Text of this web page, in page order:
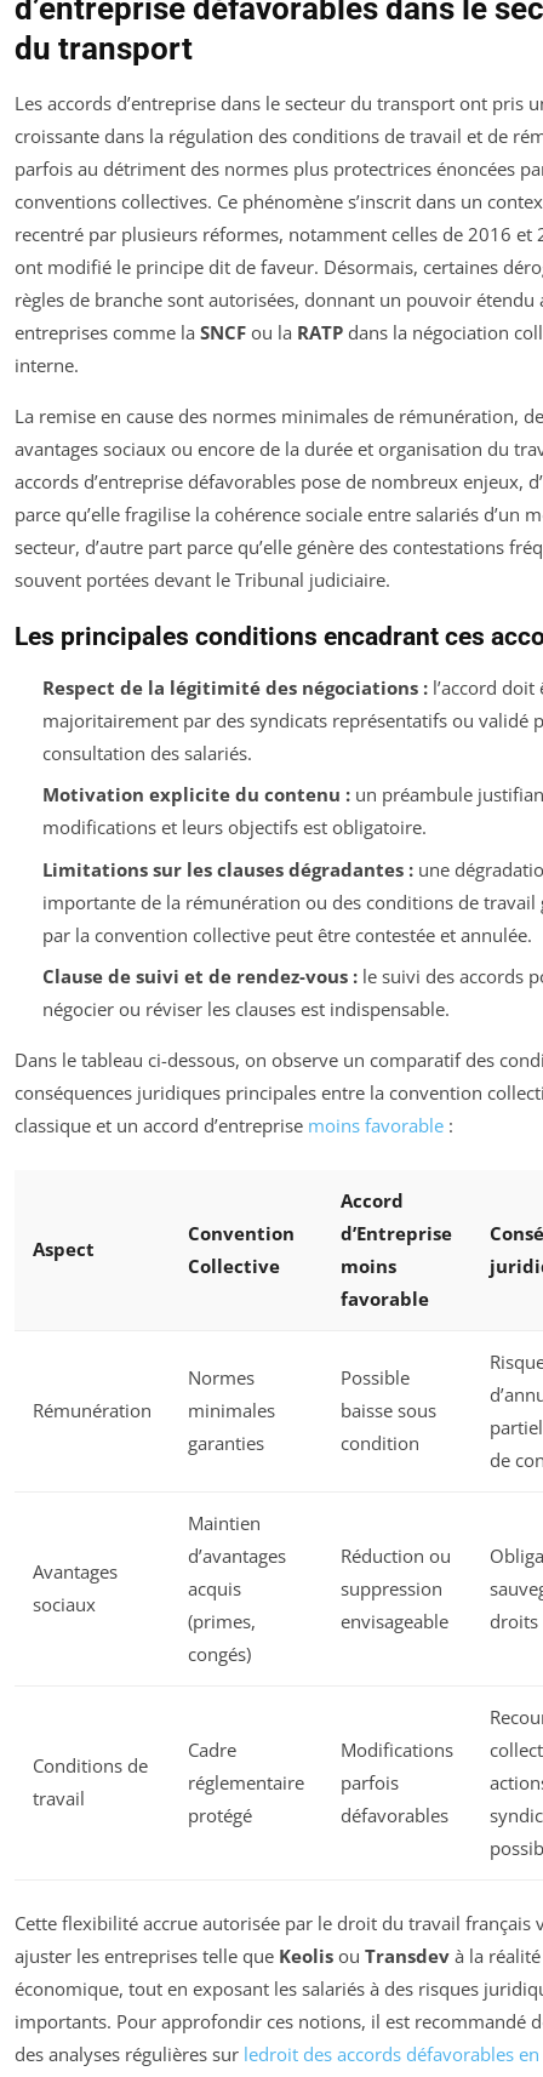
d’entreprise défavorables dans le
du transport
Les accords d’entreprise dans le secteur du transport ont pris
croissante dans la régulation des conditions de travail et de
parfois au détriment des normes plus protectrices énoncées
conventions collectives. Ce phénomène s’inscrit dans un
recentré par plusieurs réformes, notamment celles de 2016 et
ont modifié le principe dit de faveur. Désormais, certaines
règles de branche sont autorisées, donnant un pouvoir étendu
entreprises comme la SNCF ou la RATP dans la négociation
interne.
La remise en cause des normes minimales de rémunération,
avantages sociaux ou encore de la durée et organisation du
accords d’entreprise défavorables pose de nombreux enjeux,
parce qu’elle fragilise la cohérence sociale entre salariés d’un
secteur, d’autre part parce qu’elle génère des contestations
souvent portées devant le Tribunal judiciaire.
Les principales conditions encadrant ces
Respect de la légitimité des négociations :l’accord doit
majoritairement par des syndicats représentatifs ou validé
consultation des salariés.
Motivation explicite du contenu :un préambule
modifications et leurs objectifs est obligatoire.
Limitations sur les clauses dégradantes :une
importante de la rémunération ou des conditions de travail
par la convention collective peut être contestée et annulée.
Clause de suivi et de rendez-vous :le suivi des accords
négocier ou réviser les clauses est indispensable.
Dans le tableau ci-dessous, on observe un comparatif des
conséquences juridiques principales entre la convention
classique et un accord d’entreprise moins favorable :
Aspect
Convention
Collective
Accord
d’Entreprise
moins
favorable
Rémunération
Normes
minimales
garanties
Possible
baisse sous
condition
de
Avantages
sociaux
Maintien
d’avantages
acquis
(primes,
congés)
Réduction ou
suppression
envisageable
droits
Conditions de
travail
Cadre
réglementaire
protégé
Modifications
parfois
défavorables
Cette flexibilité accrue autorisée par le droit du travail français
ajuster les entreprises telle que Keolis ou Transdev à la réalité
économique, tout en exposant les salariés à des risques
importants. Pour approfondir ces notions, il est recommandé
des analyses régulières sur ledroit des accords défavorables